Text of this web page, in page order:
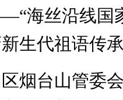
海丝沿线国
生代祖语传
台山管委会